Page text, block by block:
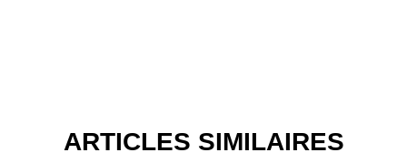
ARTICLES SIMILAIRES